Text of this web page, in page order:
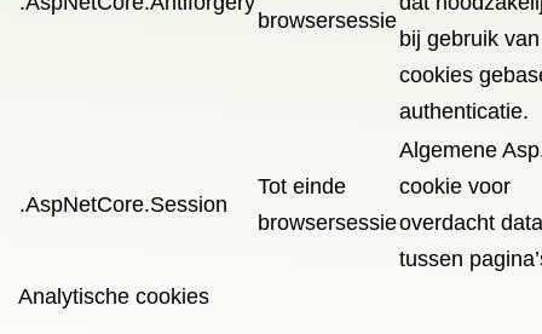
browsersessie
bij gebruik
cookies
authenticatie.
.AspNetCore.Session
Tot einde
browsersessie
Algemene
cookie voor
overdacht data
tussen
Analytische cookies